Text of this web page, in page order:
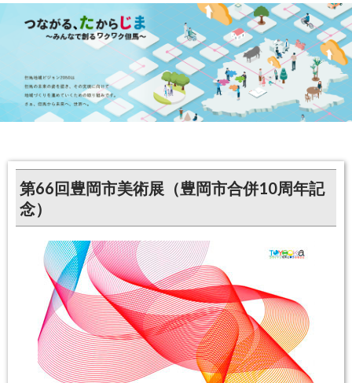
第66回豊岡市美術展（豊岡市合併10周年記
念）